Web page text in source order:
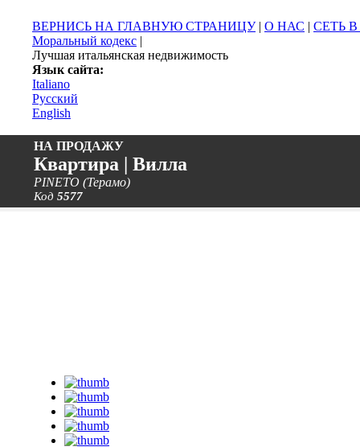
ВЕРНИСЬ НА ГЛАВНУЮ СТРАНИЦУ| О НАС | СЕТЬ
Моральный кодекс |
Лучшая итальянская недвижимость
Язык сайта:
Italiano
Русский
English
НА ПРОДАЖУ
Квартира | Вилла
PINETO (Терамо)
Код 5577